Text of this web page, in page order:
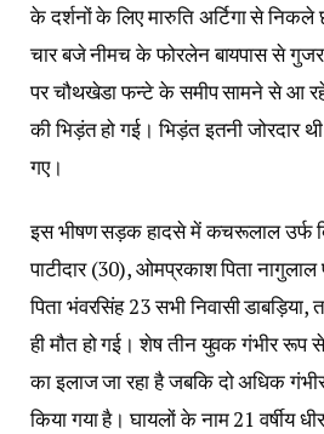
के दर्शनों के लिए मारुति अर्टिगा से
चार बजे नीमच के फोरलेन बायपास से
पर चौथखेडा फन्टे के समीप सामने से आ
की भिड़ंत हो गई। भिड़ंत इतनी जोरदार
गए।
इस भीषण सड़क हादसे में कचरूलाल उर्फ
पाटीदार (30), ओमप्रकाश पिता नागुलाल
पिता भंवरसिंह 23 सभी निवासी
ही मौत हो गई। शेष तीन युवक गंभीर रूप
का इलाज जा रहा है जबकि दो अधिक
किया गया है। घायलों के नाम 21 वर्षीय